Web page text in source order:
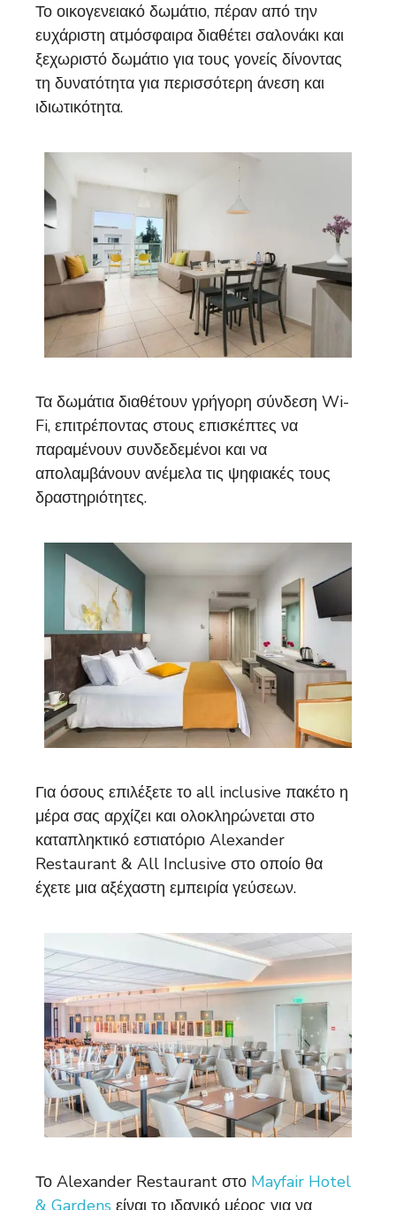
Το οικογενειακό δωμάτιο, πέραν από την
ευχάριστη ατμόσφαιρα διαθέτει σαλονάκι και
ξεχωριστό δωμάτιο για τους γονείς δίνοντας
τη δυνατότητα για περισσότερη άνεση και
ιδιωτικότητα.
Τα δωμάτια διαθέτουν γρήγορη σύνδεση Wi-
Fi, επιτρέποντας στους επισκέπτες να
παραμένουν συνδεδεμένοι και να
απολαμβάνουν ανέμελα τις ψηφιακές τους
δραστηριότητες.
Για όσους επιλέξετε το all inclusive πακέτο η
μέρα σας αρχίζει και ολοκληρώνεται στο
καταπληκτικό εστιατόριο Alexander
Restaurant & All Inclusive στο οποίο θα
έχετε μια αξέχαστη εμπειρία γεύσεων.
Το Alexander Restaurant στο Mayfair Hotel